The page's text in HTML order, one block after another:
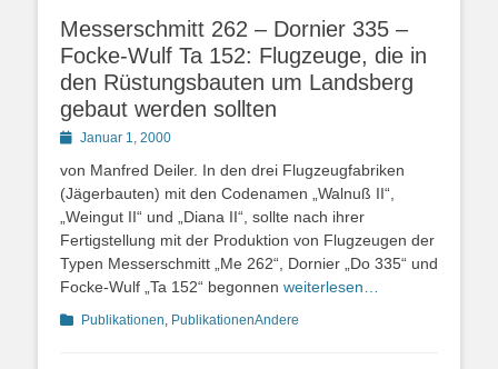
Messerschmitt 262 – Dornier 335 –
Focke-Wulf Ta 152: Flugzeuge, die in
den Rüstungsbauten um Landsberg
gebaut werden sollten
PostedJanuar 1, 2000
von Manfred Deiler. In den drei Flugzeugfabriken
(Jägerbauten) mit den Codenamen „Walnuß II“,
„Weingut II“ und „Diana II“, sollte nach ihrer
Fertigstellung mit der Produktion von Flugzeugen der
Typen Messerschmitt „Me 262“, Dornier „Do 335“ und
Focke-Wulf „Ta 152“ begonnen weiterlesen…
Kategorien
Publikationen, PublikationenAndere